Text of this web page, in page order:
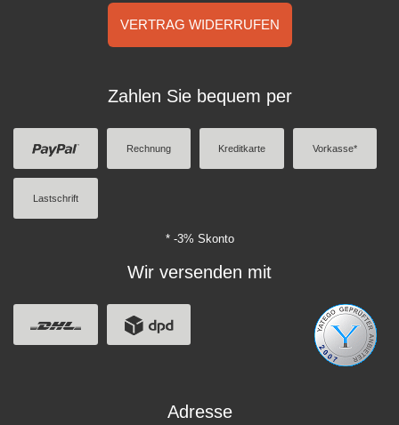
VERTRAG WIDERRUFEN
Zahlen Sie bequem per
Rechnung Kreditkarte Vorkasse*
Lastschrift
* -3% Skonto
Wir versenden mit
Adresse